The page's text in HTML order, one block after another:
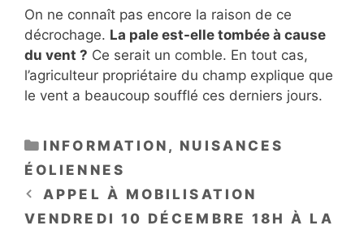
On ne connaît pas encore la raison de ce
décrochage. La pale est-elle tombée à cause
du vent ? Ce serait un comble. En tout cas,
l’agriculteur propriétaire du champ explique que
le vent a beaucoup soufflé ces derniers jours.
CATÉGORIES
INFORMATION , NUISANCES
ÉOLIENNES
APPEL À MOBILISATION
VENDREDI 10 DÉCEMBRE 18H À LA